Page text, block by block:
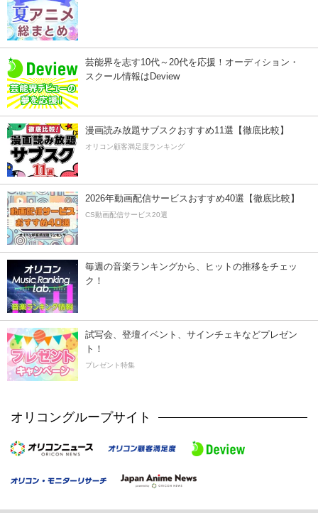
芸能界を志す10代～20代を応援！オーディション・
スクール情報はDeview
漫画読み放題サブスクおすすめ11選【徹底比較】
オリコン顧客満足度ランキング
2026年動画配信サービスおすすめ40選【徹底比較】
CS動画配信サービス20選
毎週の音楽ランキングから、ヒットの推移をチェッ
ク！
試写会、登壇イベント、サインチェキなどプレゼン
ト！
プレゼント特集
オリコングループサイト